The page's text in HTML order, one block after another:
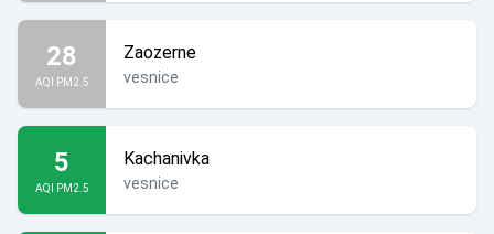
28
AQI PM2.5
Zaozerne
vesnice
5
AQI PM2.5
Kachanivka
vesnice